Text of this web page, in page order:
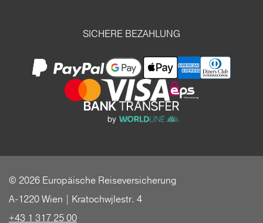
SICHERE BEZAHLUNG
© 2026 Europäische Reiseversicherung
A-1220 Wien | Kratochwjlestr. 4
+43 1 317 25 00